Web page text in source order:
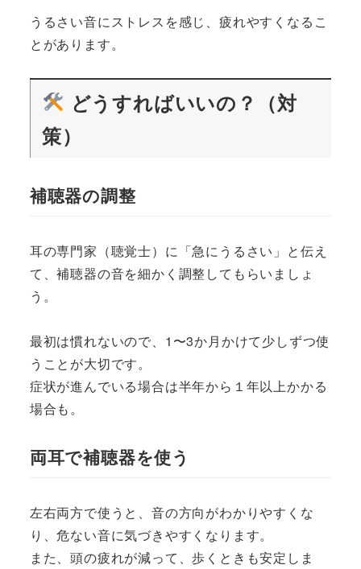
うるさい音にストレスを感じ、疲れやすくなるこ
とがあります。
どうすればいいの？（対
策）
補聴器の調整
耳の専門家（聴覚士）に「急にうるさい」と伝え
て、補聴器の音を細かく調整してもらいましょ
う。
最初は慣れないので、1〜3か月かけて少しずつ使
うことが大切です。
症状が進んでいる場合は半年から１年以上かかる
場合も。
両耳で補聴器を使う
左右両方で使うと、音の方向がわかりやすくな
り、危ない音に気づきやすくなります。
また、頭の疲れが減って、歩くときも安定しま